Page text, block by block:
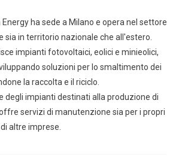
Energy ha sede a Milano e opera nel settore
sia in territorio nazionale che all'estero.
impianti fotovoltaici, eolici e minieolici,
soluzioni per lo smaltimento dei
la raccolta e il riciclo.
degli impianti destinati alla produzione di
servizi di manutenzione sia per i propri
altre imprese.